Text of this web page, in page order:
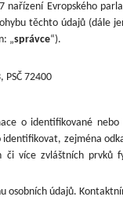
nařízení Evropského
těchto údajů (dále
„správce“).
72400
o identifikované
zejména
více zvláštních prvků
osobních údajů.